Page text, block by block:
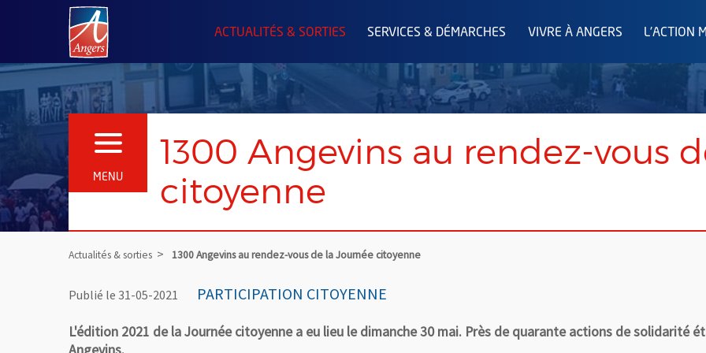
Angers.fr : Retour à l'accueil
ACTUALITÉS & SORTIES SERVICES & DÉMARCHES VIVRE À ANGERS L'ACTION
MENU
OUVRIR LE MENU
1300 Angevins au rendez-vous
citoyenne
Actualités & sorties 1300 Angevins au rendez-vous de la Journée citoyenne
Publié le 31-05-2021 PARTICIPATION CITOYENNE
L'édition 2021 de la Journée citoyenne a eu lieu le dimanche 30 mai. Près de quarante actions de solidarité